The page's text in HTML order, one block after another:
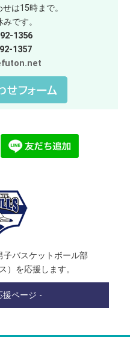
は15時まで。
です。
1356
1357
子バスケットボール部
）を応援します。
援ページ -